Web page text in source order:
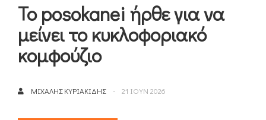
Το posokanei ήρθε για να
μείνει το κυκλοφοριακό
κομφούζιο
ΜΙΧΆΛΗΣ ΚΥΡΙΑΚΊΔΗΣ 21 ΙΟΥΝ 2026